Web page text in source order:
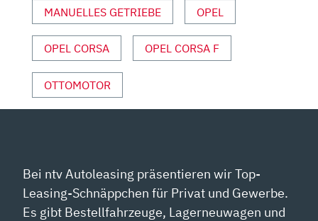
AUTO
UND
SPORT“
VON
YOUTUBE
MANUELLES GETRIEBE OPEL
OPEL CORSA OPEL CORSA F
OTTOMOTOR
Bei ntv Autoleasing präsentieren wir Top-
Leasing-Schnäppchen für Privat und Gewerbe.
Es gibt Bestellfahrzeuge, Lagerneuwagen und